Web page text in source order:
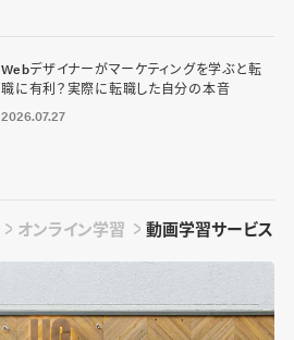
Webデザイナーがマーケティングを学ぶと転
職に有利？実際に転職した自分の本音
2026.07.27
オンライン学習 動画学習サービス・